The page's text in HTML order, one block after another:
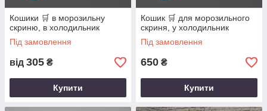
Кошики 🛒 в морозильну
скриню, в холодильник
Під замовлення
від 305 ₴
Купити
Кошик 🛒 для морозильного
скриня, у холодильник
Під замовлення
650 ₴
Купити